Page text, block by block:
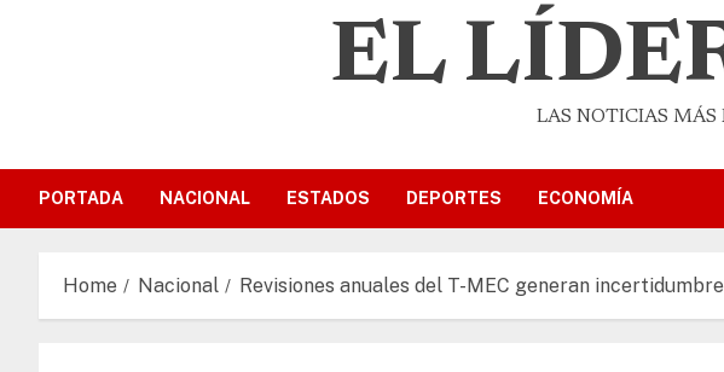
EL
LAS NOTICIAS MÁS
PORTADA NACIONAL ESTADOS DEPORTES ECONOMÍA
Home Nacional Revisiones anuales del T-MEC generan